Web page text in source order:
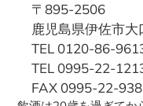
〒895-2506
鹿児島県伊佐市
TEL 0120-86-
TEL 0995-22-
FAX 0995-22-